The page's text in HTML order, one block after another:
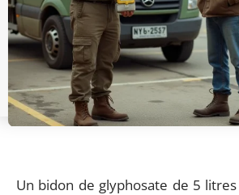
Un bidon de glyphosate de 5